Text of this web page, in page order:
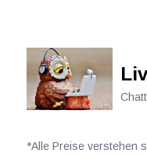
*Alle Preise verstehen